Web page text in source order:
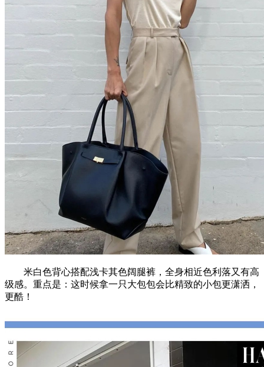
米白色背心搭配浅卡其色阔腿裤，全身相近色利落又有高
级感。重点是：这时候拿一只大包包会比精致的小包更潇洒，
更酷！